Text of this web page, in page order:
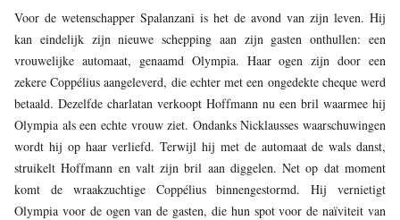
Voor de wetenschapper Spalanzani is het de avond van zijn leven. Hij
kan eindelijk zijn nieuwe schepping aan zijn gasten onthullen: een
vrouwelijke automaat, genaamd Olympia. Haar ogen zijn door een
zekere Coppélius aangeleverd, die echter met een ongedekte cheque werd
betaald. Dezelfde charlatan verkoopt Hoffmann nu een bril waarmee hij
Olympia als een echte vrouw ziet. Ondanks Nicklausses waarschuwingen
wordt hij op haar verliefd. Terwijl hij met de automaat de wals danst,
struikelt Hoffmann en valt zijn bril aan diggelen. Net op dat moment
komt de wraakzuchtige Coppélius binnengestormd. Hij vernietigt
Olympia voor de ogen van de gasten, die hun spot voor de naïviteit van